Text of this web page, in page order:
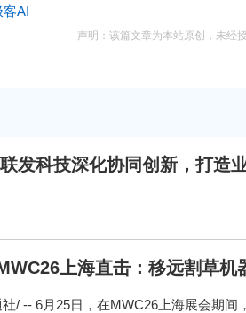
客AI
声明：该篇文章为本站原创，未经
发科技深化协同创新，打造
上海直击：移远割草
社/ -- 6月25日，在MWC26上海展会期